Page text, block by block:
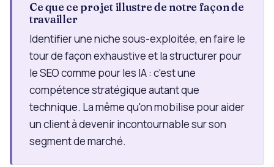
Ce que ce projet illustre de notre façon de
travailler
Identifier une niche sous-exploitée, en faire le
tour de façon exhaustive et la structurer pour
le SEO comme pour les IA : c'est une
compétence stratégique autant que
technique. La même qu'on mobilise pour aider
un client à devenir incontournable sur son
segment de marché.